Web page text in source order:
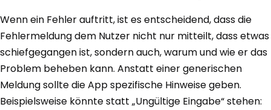
Wenn ein Fehler auftritt, ist es entscheidend, dass die
Fehlermeldung dem Nutzer nicht nur mitteilt, dass etwas
schiefgegangen ist, sondern auch, warum und wie er das
Problem beheben kann. Anstatt einer generischen
Meldung sollte die App spezifische Hinweise geben.
Beispielsweise könnte statt „Ungültige Eingabe“ stehen: